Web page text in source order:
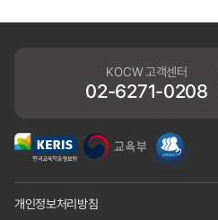
KOCW 고객센터
02-6271-0208
개인정보처리방침